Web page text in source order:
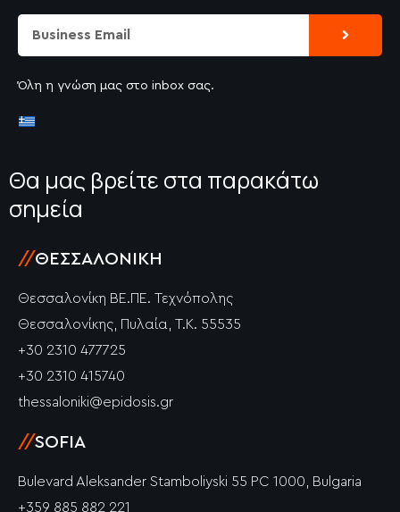
Submit
Όλη η γνώση μας στο inbox σας.
Θα μας βρείτε στα παρακάτω
σημεία
//ΘΕΣΣΑΛΟΝΊΚΗ
Θεσσαλονίκη ΒΕ.ΠΕ. Τεχνόπολης
Θεσσαλονίκης, Πυλαία, Τ.Κ. 55535
+30 2310 477725
+30 2310 415740
thessaloniki@epidosis.gr
//SOFIA
Bulevard Aleksander Stamboliyski 55 PC 1000, Bulgaria
+359 885 882 221